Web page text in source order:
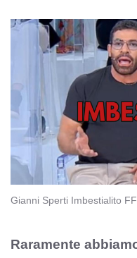
Gianni Sperti Imbestialito
Raramente